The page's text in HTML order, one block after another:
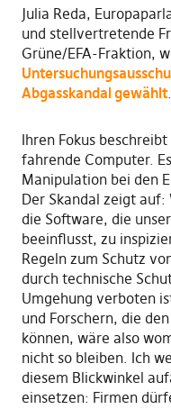
Julia Reda,
und stellvertretende
Grüne/EFA-Fraktion,
Abgasskandal gewählt.
Ihren Fokus
fahrende Computer.
Manipulation bei den
Der Skandal zeigt
die Software, die
beeinflusst, zu
Regeln zum Schutz
durch technische
Umgehung verboten
und Forschern, die
können, wäre also
nicht so bleiben. Ich
diesem Blickwinkel
einsetzen: Firmen